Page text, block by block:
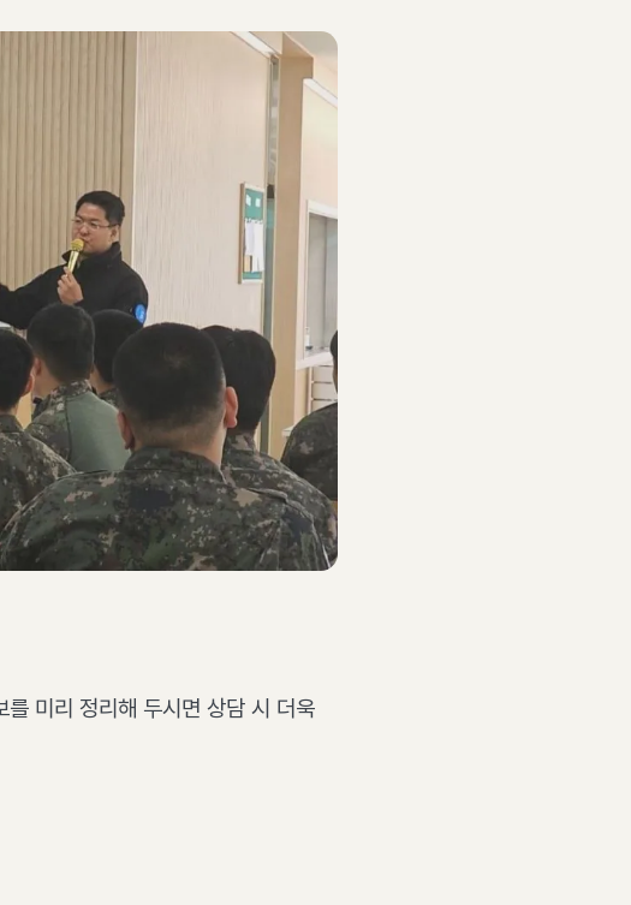
미리 정리해 두시면 상담 시 더욱